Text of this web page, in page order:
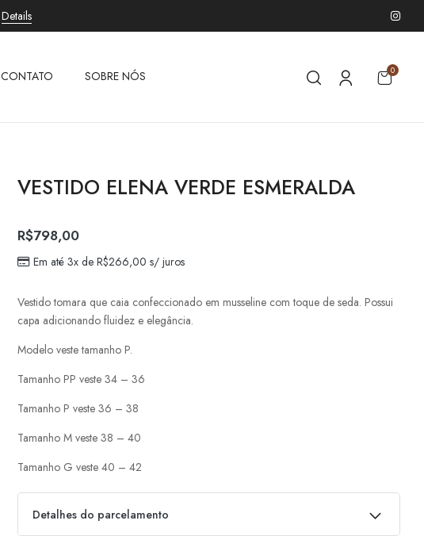
Details
CONTATO SOBRE NÓS 0
VESTIDO ELENA VERDE ESMERALDA
R$798,00
Em até 3x de R$266,00 s/ juros
Vestido tomara que caia confeccionado em musseline com toque de seda. Possui
capa adicionando fluidez e elegância.
Modelo veste tamanho P.
Tamanho PP veste 34 – 36
Tamanho P veste 36 – 38
Tamanho M veste 38 – 40
Tamanho G veste 40 – 42
Detalhes do parcelamento